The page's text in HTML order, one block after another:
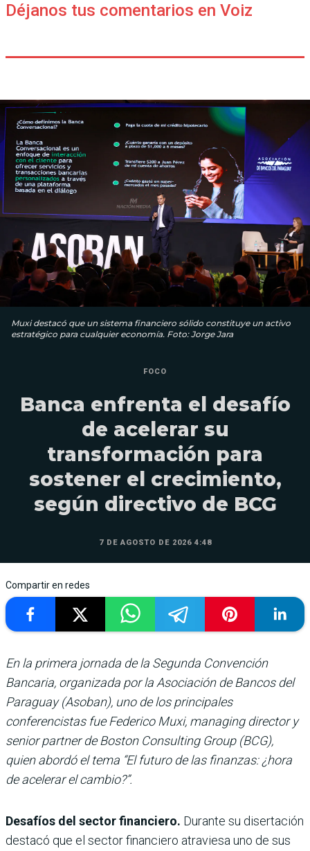
Déjanos tus comentarios en Voiz
Muxi destacó que un sistema financiero sólido constituye un activo
estratégico para cualquier economía. Foto: Jorge Jara
FOCO
Banca enfrenta el desafío
de acelerar su
transformación para
sostener el crecimiento,
según directivo de BCG
7 DE AGOSTO DE 2026 4:48
Compartir en redes
En la primera jornada de la Segunda Convención
Bancaria, organizada por la Asociación de Bancos del
Paraguay (Asoban), uno de los principales
conferencistas fue Federico Muxi, managing director y
senior partner de Boston Consulting Group (BCG),
quien abordó el tema “El futuro de las finanzas: ¿hora
de acelerar el cambio?”.
Desafíos del sector financiero. Durante su disertación
destacó que el sector financiero atraviesa uno de sus